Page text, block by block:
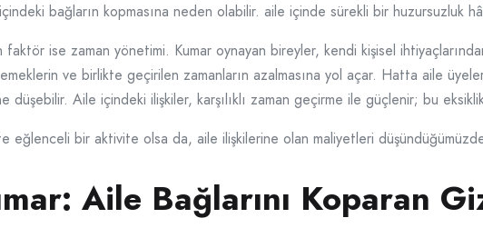
bağların kopmasına neden olabilir. aile içinde sürekli bir huzursuzluk
ise zaman yönetimi. Kumar oynayan bireyler, kendi kişisel
ve birlikte geçirilen zamanların azalmasına yol açar. Hatta aile
düşebilir. Aile içindeki ilişkiler, karşılıklı zaman geçirme ile güçlenir; bu
eğlenceli bir aktivite olsa da, aile ilişkilerine olan maliyetleri
Aile Bağlarını Koparan